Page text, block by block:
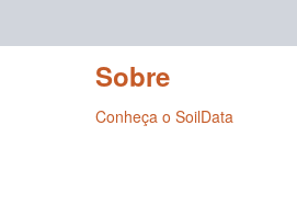
Sobre
Conheça o SoilData